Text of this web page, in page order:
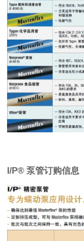
I/P® 泵管订购信息